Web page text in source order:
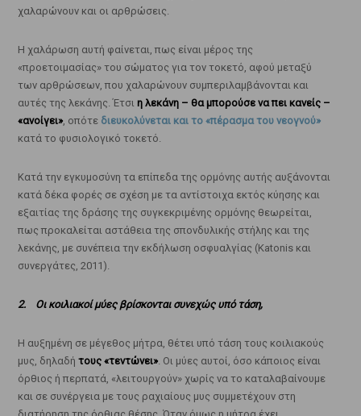
χαλαρώνουν και οι αρθρώσεις.
Η χαλάρωση αυτή φαίνεται, πως είναι μέρος της
«προετοιμασίας» του σώματος για τον τοκετό, αφού μεταξύ
των αρθρώσεων, που χαλαρώνουν συμπεριλαμβάνονται και
αυτές της λεκάνης. Έτσι η λεκάνη – θα μπορούσε να πει κανείς –
«ανοίγει», οπότε διευκολύνεται και το «πέρασμα του νεογνού»
κατά το φυσιολογικό τοκετό.
Κατά την εγκυμοσύνη τα επίπεδα της ορμόνης αυτής αυξάνονται
κατά δέκα φορές σε σχέση με τα αντίστοιχα εκτός κύησης και
εξαιτίας της δράσης της συγκεκριμένης ορμόνης θεωρείται,
πως προκαλείται αστάθεια της σπονδυλικής στήλης και της
λεκάνης, με συνέπεια την εκδήλωση οσφυαλγίας (Katonis και
συνεργάτες, 2011).
2. Οι κοιλιακοί μύες βρίσκονται συνεχώς υπό τάση,
Η αυξημένη σε μέγεθος μήτρα, θέτει υπό τάση τους κοιλιακούς
μυς, δηλαδή τους «τεντώνει». Οι μύες αυτοί, όσο κάποιος είναι
όρθιος ή περπατά, «λειτουργούν» χωρίς να το καταλαβαίνουμε
και σε συνέργεια με τους ραχιαίους μυς συμμετέχουν στη